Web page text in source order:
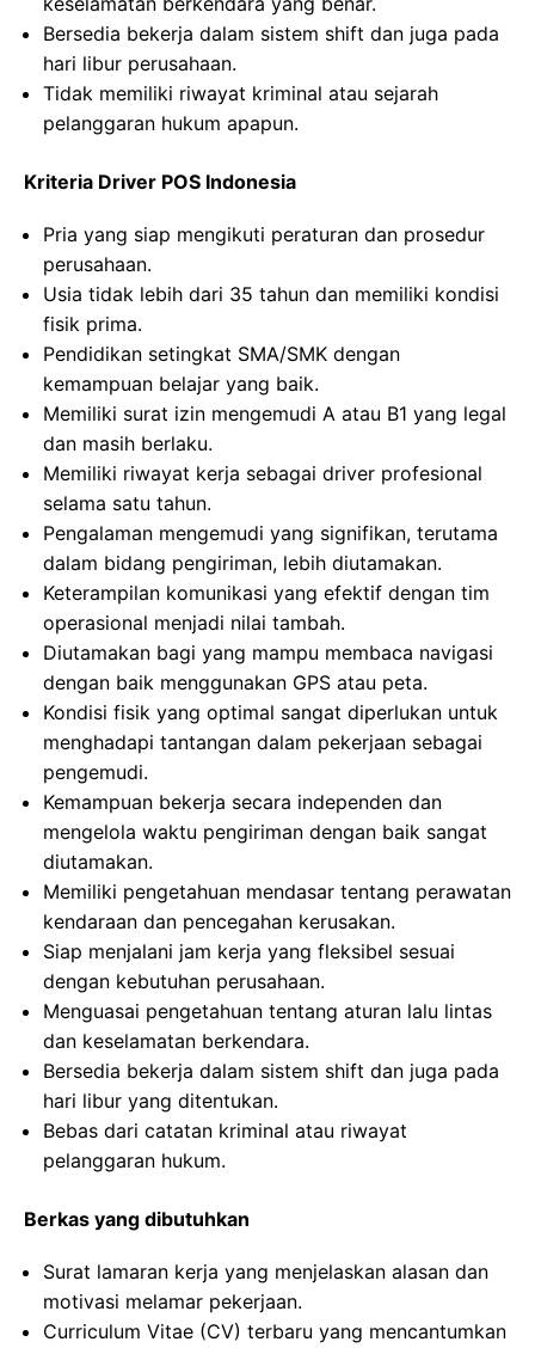
Bersedia bekerja dalam sistem shift dan juga pada
hari libur perusahaan.
Tidak memiliki riwayat kriminal atau sejarah
pelanggaran hukum apapun.
Kriteria Driver POS Indonesia
Pria yang siap mengikuti peraturan dan prosedur
perusahaan.
Usia tidak lebih dari 35 tahun dan memiliki kondisi
fisik prima.
Pendidikan setingkat SMA/SMK dengan
kemampuan belajar yang baik.
Memiliki surat izin mengemudi A atau B1 yang legal
dan masih berlaku.
Memiliki riwayat kerja sebagai driver profesional
selama satu tahun.
Pengalaman mengemudi yang signifikan, terutama
dalam bidang pengiriman, lebih diutamakan.
Keterampilan komunikasi yang efektif dengan tim
operasional menjadi nilai tambah.
Diutamakan bagi yang mampu membaca navigasi
dengan baik menggunakan GPS atau peta.
Kondisi fisik yang optimal sangat diperlukan untuk
menghadapi tantangan dalam pekerjaan sebagai
pengemudi.
Kemampuan bekerja secara independen dan
mengelola waktu pengiriman dengan baik sangat
diutamakan.
Memiliki pengetahuan mendasar tentang perawatan
kendaraan dan pencegahan kerusakan.
Siap menjalani jam kerja yang fleksibel sesuai
dengan kebutuhan perusahaan.
Menguasai pengetahuan tentang aturan lalu lintas
dan keselamatan berkendara.
Bersedia bekerja dalam sistem shift dan juga pada
hari libur yang ditentukan.
Bebas dari catatan kriminal atau riwayat
pelanggaran hukum.
Berkas yang dibutuhkan
Surat lamaran kerja yang menjelaskan alasan dan
motivasi melamar pekerjaan.
Curriculum Vitae (CV) terbaru yang mencantumkan